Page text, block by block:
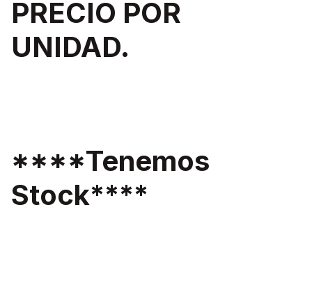
PRECIO POR
UNIDAD.
****Tenemos
Stock****